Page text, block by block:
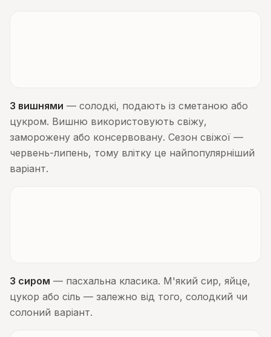
З вишнями — солодкі, подають із сметаною або
цукром. Вишню використовують свіжу,
заморожену або консервовану. Сезон свіжої —
червень-липень, тому влітку це найпопулярніший
варіант.
З сиром — пасхальна класика. М'який сир, яйце,
цукор або сіль — залежно від того, солодкий чи
солоний варіант.